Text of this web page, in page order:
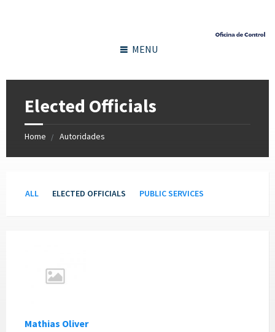
MENU
Elected Officials
Home Autoridades
Categories:
ALL ELECTED OFFICIALS PUBLIC SERVICES
Mathias Oliver